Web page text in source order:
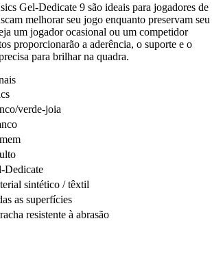
Gel-Dedicate 9 são ideais para jogadores de
melhorar seu jogo enquanto preservam seu
um jogador ocasional ou um competidor
proporcionarão a aderência, o suporte e o
para brilhar na quadra.
verde-joia
Dedicate
sintético / têxtil
as superfícies
resistente à abrasão